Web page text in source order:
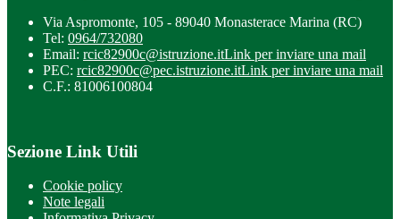
Via Aspromonte, 105 - 89040 Monasterace Marina (RC)
Tel: 0964/732080
Email: rcic82900c@istruzione.itLink per inviare una mail
PEC: rcic82900c@pec.istruzione.itLink per inviare una mail
C.F.: 81006100804
Sezione Link Utili
Cookie policy
Note legali